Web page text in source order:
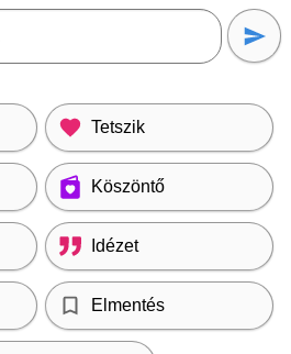
Tetszik
Köszöntő
Idézet
Elmentés